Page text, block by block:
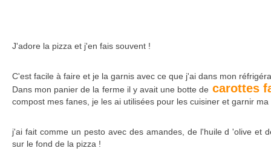
J'adore la pizza et j'en fais souvent !
C'est facile à faire et je la garnis avec ce que j'ai dans mon
Dans mon panier de la ferme il y avait une botte de carottes
compost mes fanes, je les ai utilisées pour les cuisiner et garnir ma
j'ai fait comme un pesto avec des amandes, de l'huile d 'olive et
sur le fond de la pizza !